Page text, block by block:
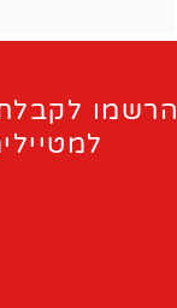
הרשמו